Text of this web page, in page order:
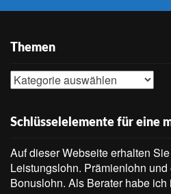
Themen
Themen
Schlüsselelemente für eine
Auf dieser Webseite erhalten
Leistungslohn. Prämienlohn
Bonuslohn. Als Berater habe ich